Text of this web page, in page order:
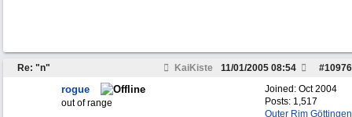
Re: "n" KaiKiste #10976
11/01/2005 08:54
Joined: Oct 2004
Posts: 1,517
Outer Rim Göttingen
rogue
out of range